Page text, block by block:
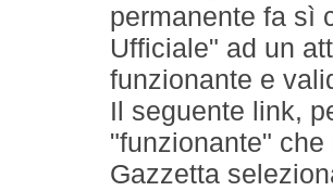
permanente fa sì
Ufficiale" ad un
funzionante e
Il seguente link,
"funzionante"
Gazzetta